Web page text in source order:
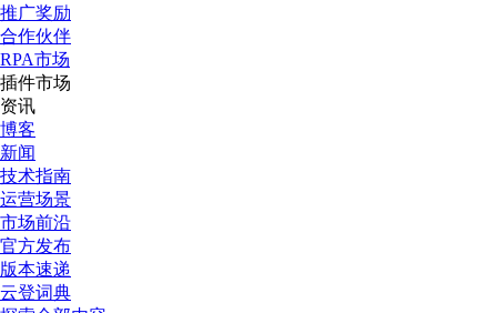
推广奖励
合作伙伴
RPA市场
插件市场
资讯
博客
新闻
技术指南
运营场景
市场前沿
官方发布
版本速递
云登词典